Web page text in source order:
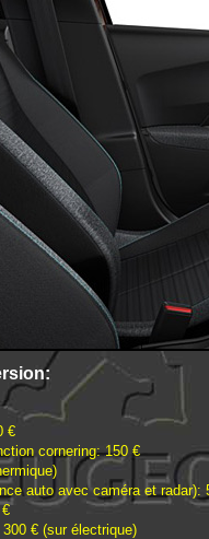
€
cornering: 150 €
auto avec caméra et radar):
€ (sur électrique)